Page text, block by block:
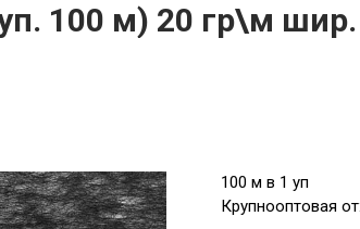
100 м) 20 гр\м
100 м в 1 уп
Крупнооптовая от: